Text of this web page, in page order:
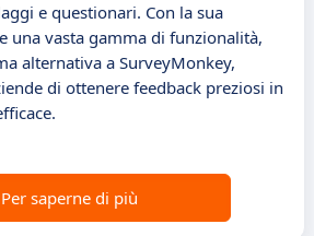
e questionari. Con la sua
una vasta gamma di funzionalità,
alternativa a SurveyMonkey,
di ottenere feedback preziosi in
Per saperne di più